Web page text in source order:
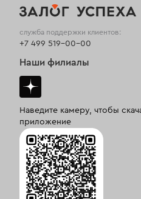
служба поддержки клиентов:
+7 499 519-00-00
Наши филиалы
Наведите камеру, чтобы
приложение